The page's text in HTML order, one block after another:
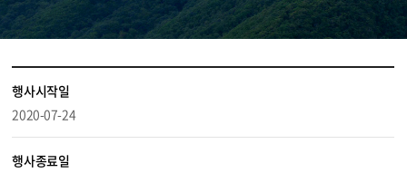
행사시작일
2020-07-24
행사종료일